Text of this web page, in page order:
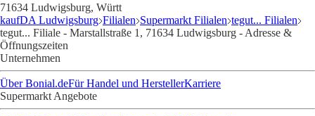
71634 Ludwigsburg, Württ
kaufDA Ludwigsburg Filialen Supermarkt Filialen tegut... Filialen
tegut... Filiale - Marstallstraße 1, 71634 Ludwigsburg - Adresse &
Öffnungszeiten
Unternehmen
Über Bonial.deFür Handel und HerstellerKarriere
Supermarkt Angebote